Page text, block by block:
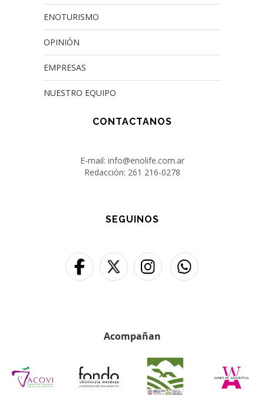
ENOTURISMO
OPINIÓN
EMPRESAS
NUESTRO EQUIPO
CONTACTANOS
E-mail: info@enolife.com.ar
Redacción: 261 216-0278
SEGUINOS
Acompañan